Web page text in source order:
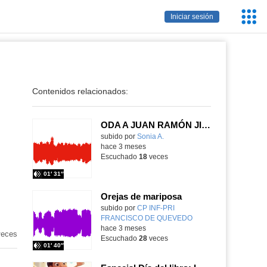
Iniciar sesión
Contenidos relacionados:
ODA A JUAN RAMÓN JIMÉNEZ
Contenido educativo.
subido por Sonia A.
01′ 31″
hace 3 meses
Escuchado 18veces
Orejas de mariposa
Contenido educativo.
subido por CP INF-PRI
FRANCISCO DE QUEVEDO
01′ 40″
-
hace 3 meses
Escuchado 28veces